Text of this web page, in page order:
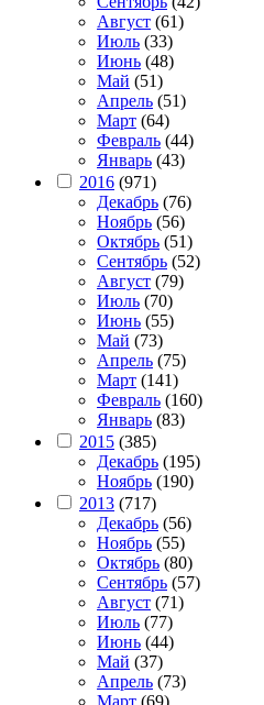
Август (61)
Июль (33)
Июнь (48)
Май (51)
Апрель (51)
Март (64)
Февраль (44)
Январь (43)
2016 (971)
Декабрь (76)
Ноябрь (56)
Октябрь (51)
Сентябрь (52)
Август (79)
Июль (70)
Июнь (55)
Май (73)
Апрель (75)
Март (141)
Февраль (160)
Январь (83)
2015 (385)
Декабрь (195)
Ноябрь (190)
2013 (717)
Декабрь (56)
Ноябрь (55)
Октябрь (80)
Сентябрь (57)
Август (71)
Июль (77)
Июнь (44)
Май (37)
Апрель (73)